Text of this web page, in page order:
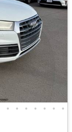
• • • • • • •